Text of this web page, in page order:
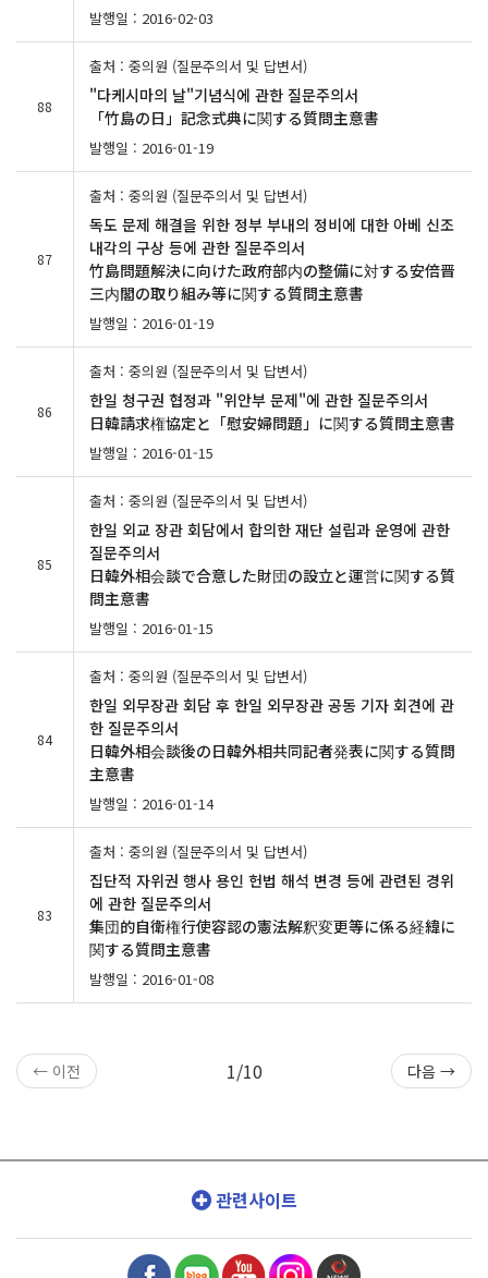
발행일 : 2016-02-03
88
출처 : 중의원 (질문주의서 및 답변서)
"다케시마의 날"기념식에 관한 질문주의서
「竹島の日」記念式典に関する質問主意書
발행일 : 2016-01-19
87
출처 : 중의원 (질문주의서 및 답변서)
독도 문제 해결을 위한 정부 부내의 정비에 대한 아베 신조
내각의 구상 등에 관한 질문주의서
竹島問題解決に向けた政府部内の整備に対する安倍晋
三内閣の取り組み等に関する質問主意書
발행일 : 2016-01-19
86
출처 : 중의원 (질문주의서 및 답변서)
한일 청구권 협정과 "위안부 문제"에 관한 질문주의서
日韓請求権協定と「慰安婦問題」に関する質問主意書
발행일 : 2016-01-15
85
출처 : 중의원 (질문주의서 및 답변서)
한일 외교 장관 회담에서 합의한 재단 설립과 운영에 관한
질문주의서
日韓外相会談で合意した財団の設立と運営に関する質
問主意書
발행일 : 2016-01-15
84
출처 : 중의원 (질문주의서 및 답변서)
한일 외무장관 회담 후 한일 외무장관 공동 기자 회견에 관
한 질문주의서
日韓外相会談後の日韓外相共同記者発表に関する質問
主意書
발행일 : 2016-01-14
83
출처 : 중의원 (질문주의서 및 답변서)
집단적 자위권 행사 용인 헌법 해석 변경 등에 관련된 경위
에 관한 질문주의서
集団的自衛権行使容認の憲法解釈変更等に係る経緯に
関する質問主意書
발행일 : 2016-01-08
← 이전 1/10 다음 →
관련사이트